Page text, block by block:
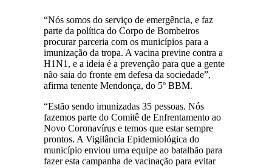
“Nós somos do serviço de emergência, e faz
parte da política do Corpo de Bombeiros
procurar parceria com os municípios para a
imunização da tropa. A vacina previne contra a
H1N1, e a ideia é a prevenção para que a gente
não saia do fronte em defesa da sociedade”,
afirma tenente Mendonça, do 5º BBM.
“Estão sendo imunizadas 35 pessoas. Nós
fazemos parte do Comitê de Enfrentamento ao
Novo Coronavírus e temos que estar sempre
prontos. A Vigilância Epidemiológica do
município enviou uma equipe ao batalhão para
fazer esta campanha de vacinação para evitar